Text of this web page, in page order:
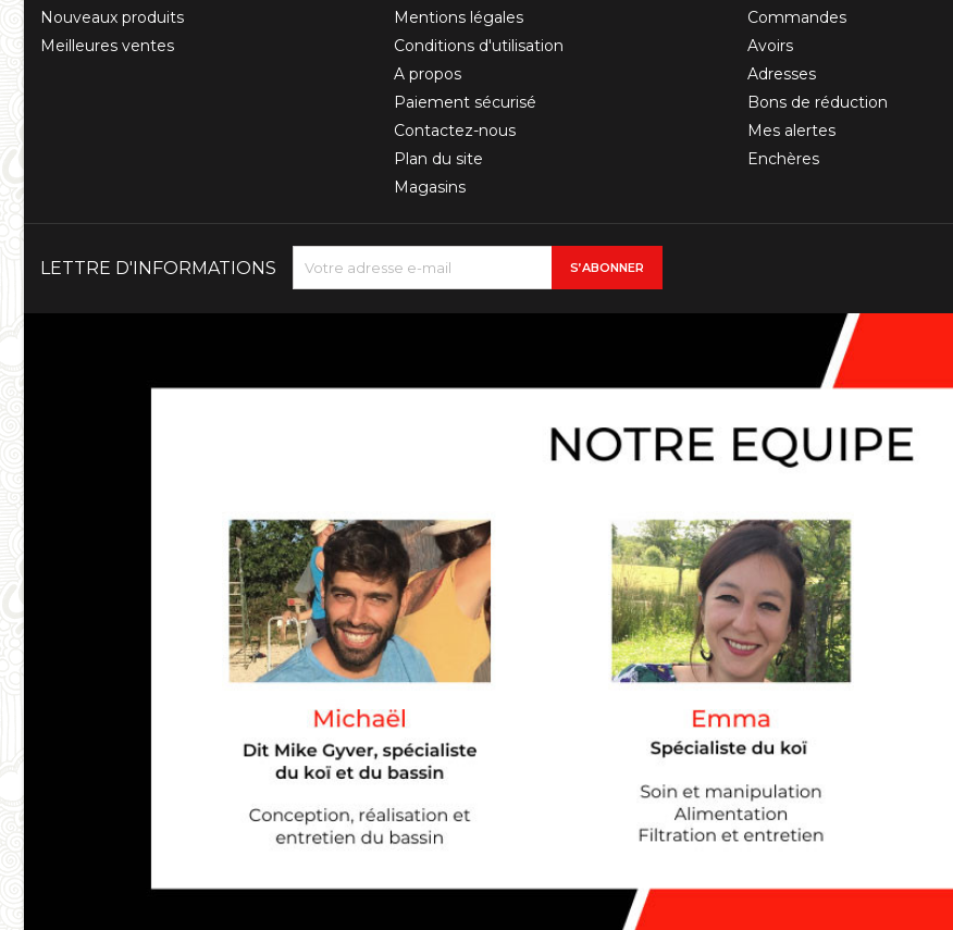
Nouveaux produits
Meilleures ventes
Mentions légales
Conditions d'utilisation
A propos
Paiement sécurisé
Contactez-nous
Plan du site
Magasins
Commandes
Avoirs
Adresses
Bons de réduction
Mes alertes
Enchères
LETTRE D'INFORMATIONS